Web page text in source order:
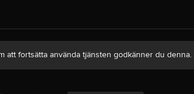
att fortsätta använda tjänsten godkänner du denna.